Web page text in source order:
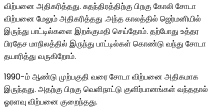
விற்பனை அதிகரித்தது. சுதந்திரத்திற்கு பிறகு கோலி சோடா
விற்பனை மேலும் அதிகரித்தது .அந்த காலத்தில் ஜெர்மனியில்
இருந்து பாட்டில்களை இறக்குமதி செய்தோம். தற்போது உத்தர
பிரதேச மாநிலத்தில் இருந்து பாட்டில்கள் கொண்டு வந்து சோடா
தயாரித்து வருகிறோம்.
1990-ம் ஆண்டு முற்பகுதி வரை சோடா விற்பனை அதிகமாக
இருந்தது. அதற்கு பிறகு வெளிநாட்டு குளிர்பானங்கள் வந்ததால்
ஓரளவு விற்பனை குறைந்தது.